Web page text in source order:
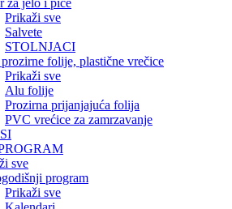
za jelo i piće
Prikaži sve
Salvete
STOLNJACI
folije, plastične vrečice
Prikaži sve
Alu folije
Prozirna prijanjajuća folija
PVC vrećice za zamrzavanje
sve
program
Prikaži sve